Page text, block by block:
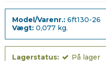
Model/Varenr.: 6ft130-26
Vægt: 0,077 kg.
Lagerstatus: På lager